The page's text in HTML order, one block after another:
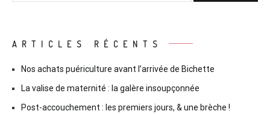
ARTICLES RÉCENTS
Nos achats puériculture avant l’arrivée de Bichette
La valise de maternité : la galère insoupçonnée
Post-accouchement : les premiers jours, & une brèche !